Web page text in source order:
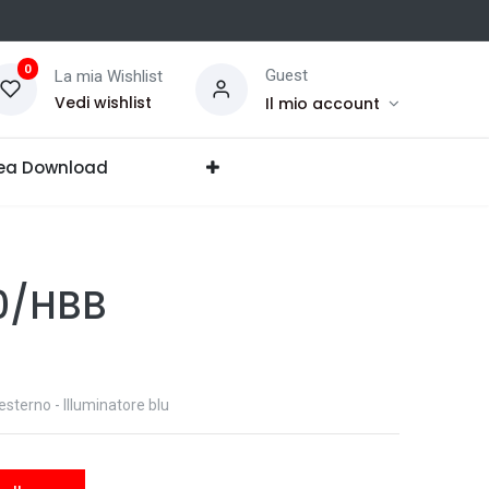
0 La mia Wishlist
Vedi wishlist
Guest
Il mio account
Download
HBB
- Illuminatore blu